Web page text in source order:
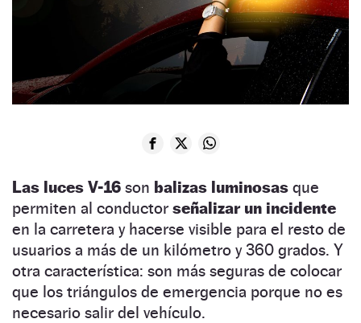
Las luces V-16 son balizas luminosas que
permiten al conductor señalizar un incidente
en la carretera y hacerse visible para el resto de
usuarios a más de un kilómetro y 360 grados. Y
otra característica: son más seguras de colocar
que los triángulos de emergencia porque no es
necesario salir del vehículo.